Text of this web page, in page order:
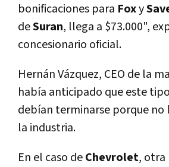
bonificaciones para Foxy
deSuran, llega a $73.000",
concesionario oficial.
Hernán Vázquez, CEO de la
habí­a anticipado que este
debí­an terminarse porque no
la industria.
En el caso deChevrolet, otra